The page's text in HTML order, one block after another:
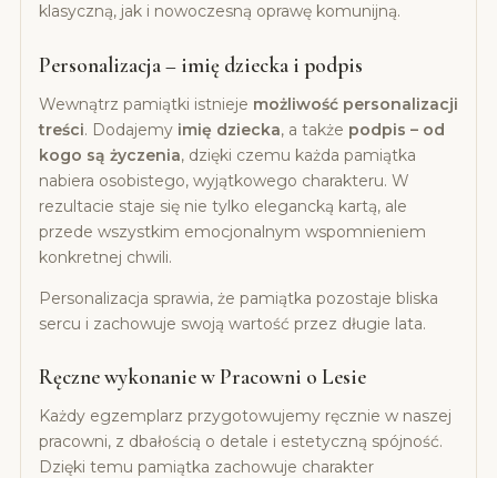
klasyczną, jak i nowoczesną oprawę komunijną.
Personalizacja – imię dziecka i podpis
Wewnątrz pamiątki istnieje możliwość personalizacji
treści. Dodajemy imię dziecka, a także podpis – od
kogo są życzenia, dzięki czemu każda pamiątka
nabiera osobistego, wyjątkowego charakteru. W
rezultacie staje się nie tylko elegancką kartą, ale
przede wszystkim emocjonalnym wspomnieniem
konkretnej chwili.
Personalizacja sprawia, że pamiątka pozostaje bliska
sercu i zachowuje swoją wartość przez długie lata.
Ręczne wykonanie w Pracowni o Lesie
Każdy egzemplarz przygotowujemy ręcznie w naszej
pracowni, z dbałością o detale i estetyczną spójność.
Dzięki temu pamiątka zachowuje charakter